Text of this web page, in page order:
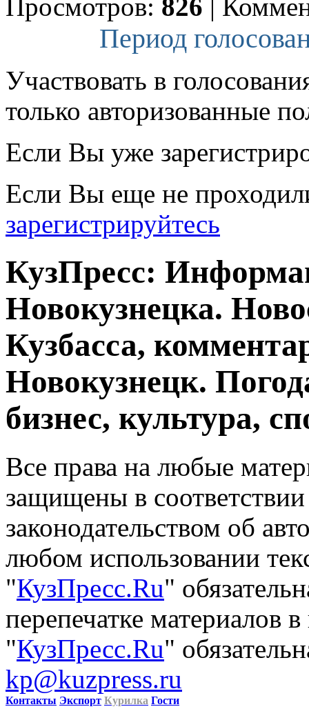
Просмотров: 826 |
Период
Участвовать в
только авторизованные
Если Вы уже
Если Вы еще не
зарегистрируйтесь
КузПресс:
Новокузнецка.
Кузбасса,
Новокузнецк.
бизнес, культура,
Все права на любые
защищены в
законодательством об
любом использовании
"КузПресс.Ru"
перепечатке материалов
"КузПресс.Ru"
kp@kuzpress.ru
Контакты Экспорт Курилка Гости